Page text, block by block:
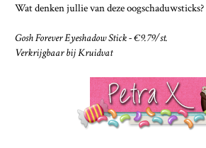
Wat denken jullie van deze oogschaduwsticks?
Gosh Forever Eyeshadow Stick - €9.79/st.
Verkrijgbaar bij Kruidvat